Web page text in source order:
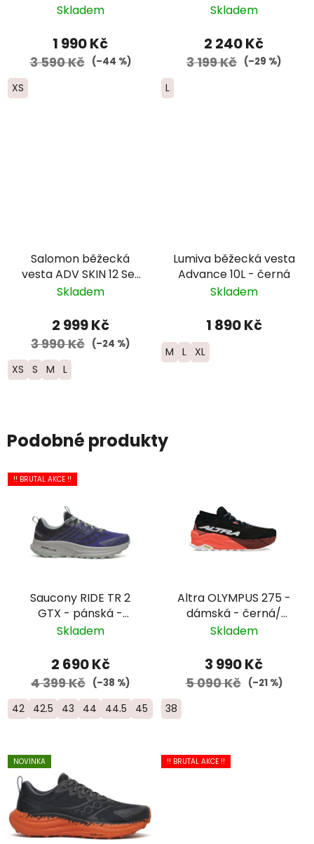
Set- dámská-světlé
Skladem
1 990 Kč
3 590 Kč (–44 %)
XS
modrá
Skladem
2 240 Kč
3 199 Kč (–29 %)
L
Salomon běžecká
vesta ADV SKIN 12 Set
- modrá 2025
Skladem
2 999 Kč
3 990 Kč (–24 %)
XS S M L
Lumiva běžecká vesta
Advance 10L - černá
Skladem
1 890 Kč
M L XL
Podobné produkty
!! BRUTAL AKCE !!
Saucony RIDE TR 2
GTX - pánská -
tmavě modrá/šedá
Skladem
2 690 Kč
4 399 Kč (–38 %)
42 42.5 43 44 44.5 45 46
Altra OLYMPUS 275 -
dámská - černá/
červená
Skladem
3 990 Kč
5 090 Kč (–21 %)
38
NOVINKA !! BRUTAL AKCE !!